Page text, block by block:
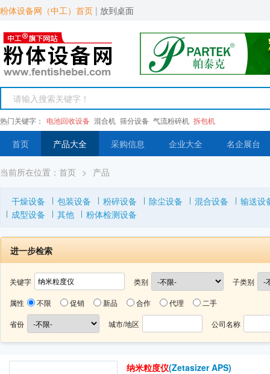
粉体设备网（中工）首页 | 放到桌面
热门关键字： 电池回收设备 混合机 筛分设备 气流粉碎机 拆包机
首页 产品大全 采购信息 企业大全 名企展台
当前所在位置： 首页 > 产品
干燥设备 包装设备 粉碎设备 除尘设备 混合设备
输送设
成型设备
其他 粉体检测设备
进一步检索
关键字 类别 子类别
属性 不限 促销 新品 合作 代理 二手
省份 城市/地区 公司名称
纳米粒度仪(Zetasizer APS)